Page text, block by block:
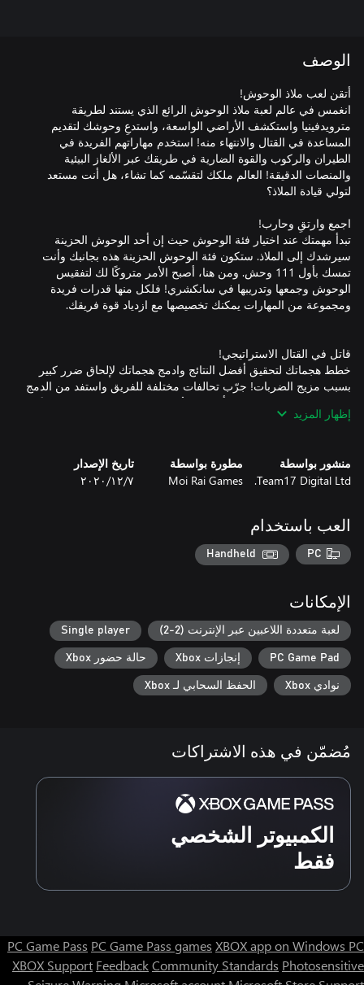
الوصف
انغمس في عالم لعبة ملاذ الوحوش الرائع الذي يستند لطريقة
مترويدفينيا واستكشف الأراضي الواسعة، واستدعِ وحوشك لتقديم
المساعدة في القتال والانتهاء منه! استخدم مهاراتهم الفريدة في
الطيران والركوب والقوة الضارية في طريقك عبر الألغاز البيئية
والمنصات الدقيقة! العالم ملكك لتقسّمه كما تشاء، هل أنت مستعد
تبدأ مهمتك عند اختيار فئة الوحوش حيث إن أحد الوحوش الحزينة
سيرشدك إلى الملاذ. ستكون فئة الوحوش الحزينة هذه بجانبك وأنت
تمسك بأول 111 وحش. ومن هنا، أصبح الأمر متروكًا لك لتفقيس
الوحوش وجمعها وتدريبها في سانكشري! فلكل منها قدرات فريدة
خطط هجماتك لتحقيق أفضل النتائج وادمج هجماتك لإلحاق ضرر كبير
بسبب مزيج الضربات! جرّب تحالفات مختلفة للفريق واستفد من الدمج
بين الوحوش. واجه خصومًا أقوياء، وخُض تحديات ممتعة، ودرّب فريقًا
اظهر قوتك في اختبار لمهاراتك وقدراتك في وضع لاعب ضد لاعب عبر
الإنترنت! اجمع الوحوش ودربها وعزز مجموعات مهاراتها وواجه
وBravery وPermadeath ودمجها، مما يجعل تجربة اللعب مختلفة
إظهار المزيد
منشور بواسطة
Team17 Digital Ltd.
مطورة بواسطة
Moi Rai Games
تاريخ الإصدار
٧‏/١٢‏/٢٠٢٠
العب باستخدام
PC
Handheld
الإمكانات
لعبة متعددة اللاعبين عبر الإنترنت (2-2) Single player
PC Game Pad إنجازات Xbox حالة حضور Xbox
نوادي Xbox الحفظ السحابي لـ Xbox
مُضمّن في هذه الاشتراكات
الكمبيوتر الشخصي
فقط
PC Game Pass PC Game Pass games XBOX app on Windows PC
XBOX Support FeedbackCommunity Standards Photosensitive